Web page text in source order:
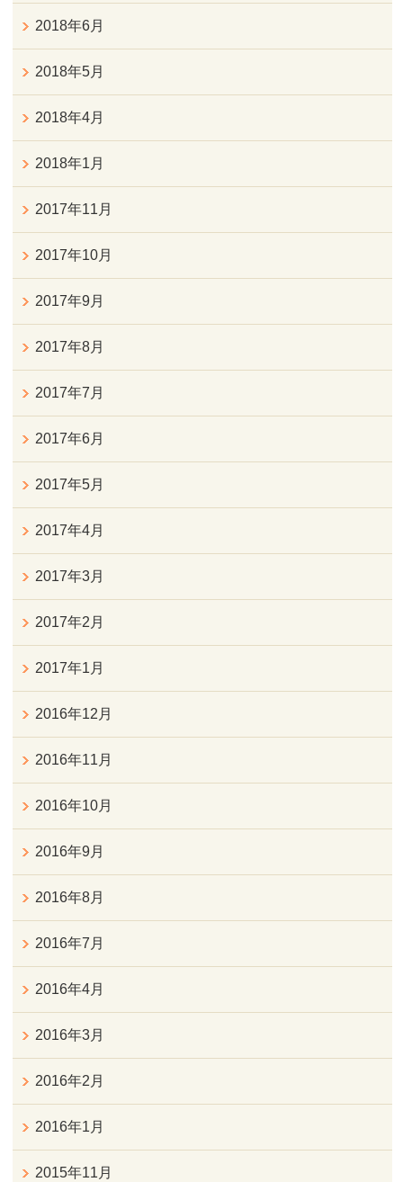
2018年6月
2018年5月
2018年4月
2018年1月
2017年11月
2017年10月
2017年9月
2017年8月
2017年7月
2017年6月
2017年5月
2017年4月
2017年3月
2017年2月
2017年1月
2016年12月
2016年11月
2016年10月
2016年9月
2016年8月
2016年7月
2016年4月
2016年3月
2016年2月
2016年1月
2015年11月